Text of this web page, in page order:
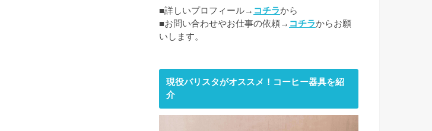
■詳しいプロフィール→ コチラから
■お問い合わせやお仕事の依頼→ コチラからお願
いします。
現役バリスタがオススメ！コーヒー器具を紹
介